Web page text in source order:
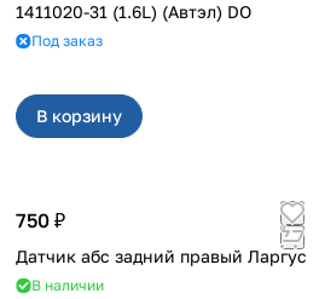
1411020-31 (1.6L) (Автэл) DO
Под заказ
В корзину
750 ₽
Датчик абс задний правый Ларгус
В наличии